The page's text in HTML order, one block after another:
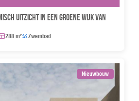
uitzicht in een groene wijk van
288 m² Zwembad
Nieuwbouw